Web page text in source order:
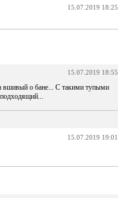
15.07.2019 18:25
15.07.2019 18:55
вшивый о бане... С такими тупыми
15.07.2019 19:01